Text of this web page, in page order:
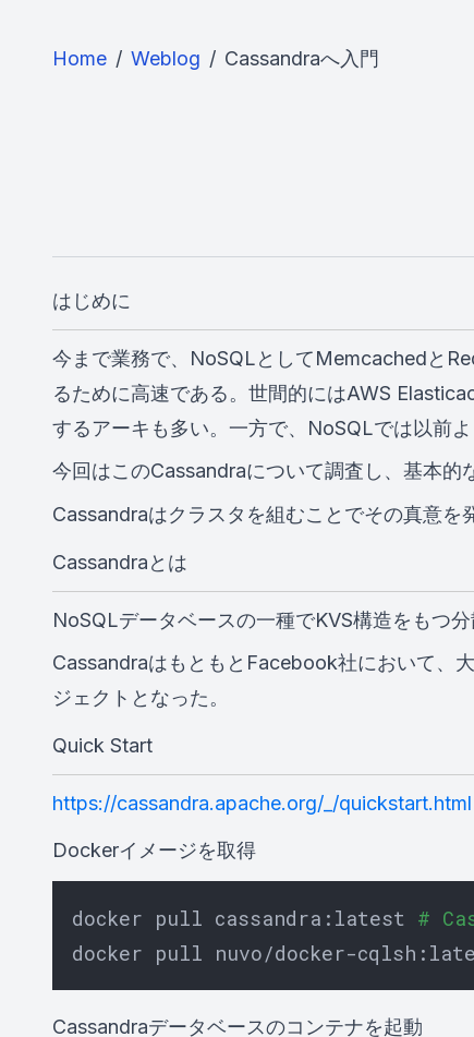
Home / Weblog / Cassandraへ入門
はじめに
今まで業務で、NoSQLとしてMemcachedと
るために高速である。世間的にはAWS
するアーキも多い。一方で、NoSQLでは以前
今回はこのCassandraについて調査し、基本的
Cassandraはクラスタを組むことでその真意を
Cassandraとは
NoSQLデータベースの一種でKVS構造をもつ分
CassandraはもともとFacebook社において、
ジェクトとなった。
Quick Start
https://cassandra.apache.org/_/quickstart.html
Dockerイメージを取得
docker pull cassandra:latest #
docker pull nuvo/docker-
Cassandraデータベースのコンテナを起動